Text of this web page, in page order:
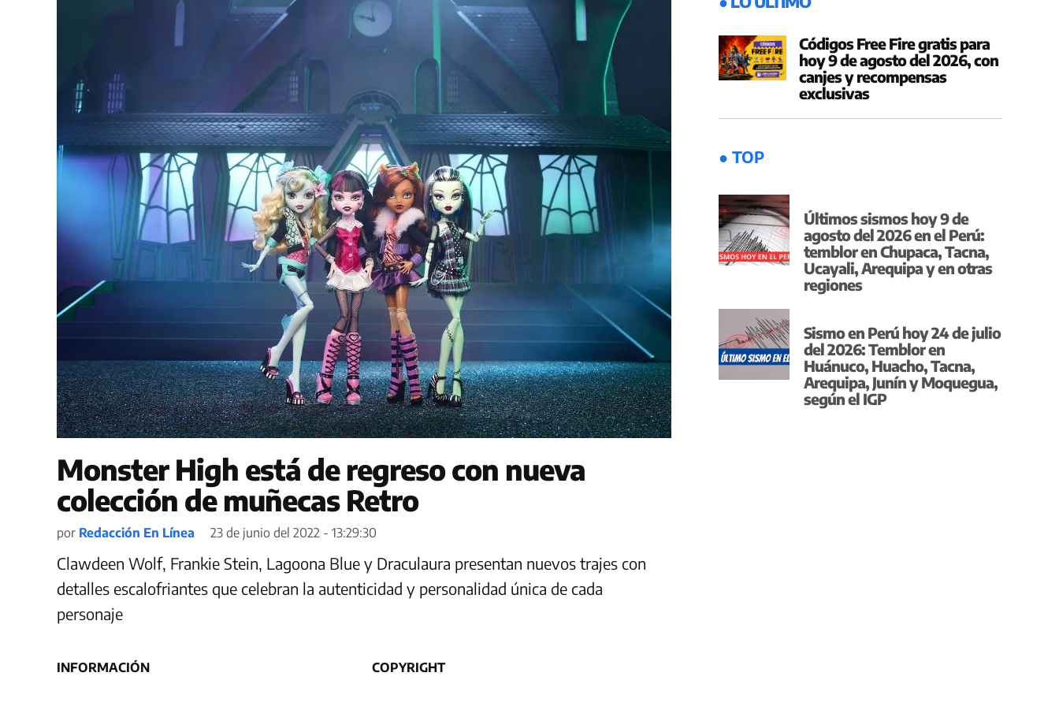
Monster High está de regreso con nueva
colección de muñecas Retro
por Redacción En Línea 23 de junio del 2022 - 13:29:30
Clawdeen Wolf, Frankie Stein, Lagoona Blue y Draculaura presentan nuevos trajes con
detalles escalofriantes que celebran la autenticidad y personalidad única de cada
personaje
Códigos Free Fire gratis para
hoy 9 de agosto del 2026, con
canjes y recompensas
exclusivas
● TOP
Últimos sismos hoy 9 de
agosto del 2026 en el Perú:
temblor en Chupaca, Tacna,
Ucayali, Arequipa y en otras
regiones
Sismo en Perú hoy 24 de julio
del 2026: Temblor en
Huánuco, Huacho, Tacna,
Arequipa, Junín y Moquegua,
según el IGP
INFORMACIÓN COPYRIGHT